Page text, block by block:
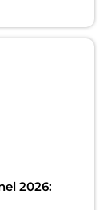
2026: